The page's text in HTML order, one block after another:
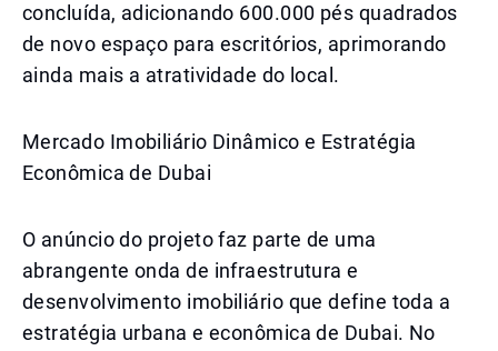
concluída, adicionando 600.000 pés quadrados
de novo espaço para escritórios, aprimorando
ainda mais a atratividade do local.
Mercado Imobiliário Dinâmico e Estratégia
Econômica de Dubai
O anúncio do projeto faz parte de uma
abrangente onda de infraestrutura e
desenvolvimento imobiliário que define toda a
estratégia urbana e econômica de Dubai. No